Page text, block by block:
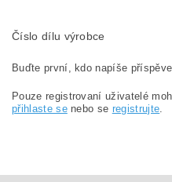
Číslo dílu výrobce
Buďte první, kdo napíše
Pouze registrovaní uživatelé
přihlaste senebo se registrujte.